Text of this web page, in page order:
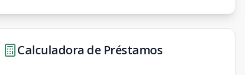
Calculadora de Préstamos